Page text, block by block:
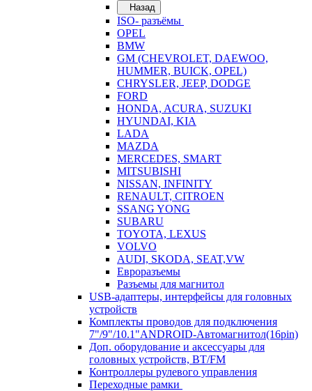
Назад
ISO- разъёмы
OPEL
BMW
GM (CHEVROLET, DAEWOO,
HUMMER, BUICK, OPEL)
CHRYSLER, JEEP, DODGE
FORD
HONDA, ACURA, SUZUKI
HYUNDAI, KIA
LADA
MAZDA
MERCEDES, SMART
MITSUBISHI
NISSAN, INFINITY
RENAULT, CITROEN
SSANG YONG
SUBARU
TOYOTA, LEXUS
VOLVO
AUDI, SKODA, SEAT,VW
Евроразъемы
Разъемы для магнитол
USB-адаптеры, интерфейсы для головных
устройств
Комплекты проводов для подключения
7"/9"/10.1"ANDROID-Автомагнитол(16pin)
Доп. оборудование и аксессуары для
головных устройств, BT/FM
Контроллеры рулевого управления
Переходные рамки